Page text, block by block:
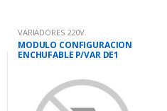
VARIADORES 220V.
MODULO CONFIGURACION
ENCHUFABLE P/VAR DE1